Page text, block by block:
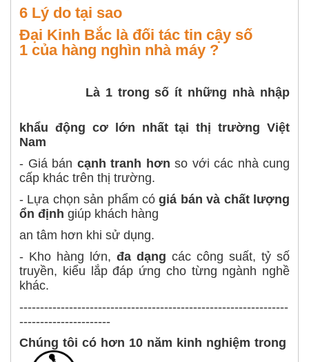
6 Lý do tại sao
Đại Kinh Bắc là đối tác tin cậy số
1 của hàng nghìn nhà máy ?
Là 1 trong số ít những nhà nhập
khẩu động cơ lớn nhất tại thị trường Việt
Nam
- Giá bán cạnh tranh hơn so với các nhà cung
cấp khác trên thị trường.
- Lựa chọn sản phẩm cógiá bán và chất lượng
ổn định giúp khách hàng
an tâm hơn khi sử dụng.
- Kho hàng lớn, đa dạng các công suất, tỷ số
truyền, kiểu lắp đáp ứng cho từng ngành nghề
khác.
-----------------------------------------------------------------
----------------------
Chúng tôi có hơn 10 năm kinh nghiệm trong